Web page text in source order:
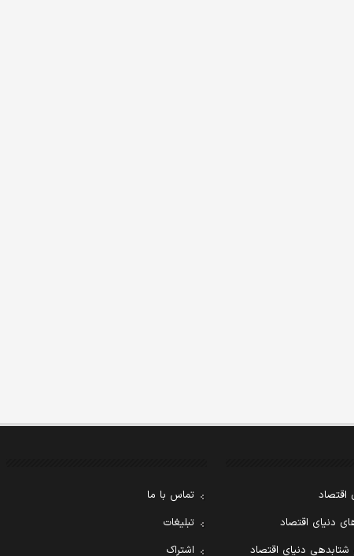
اقتصاد
دنیای اقتصاد
شتابدهی دنیای اقتصاد
تماس با ما
تبلیغات
اشتراک